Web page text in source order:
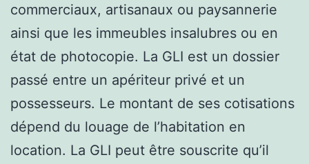
commerciaux, artisanaux ou paysannerie
ainsi que les immeubles insalubres ou en
état de photocopie. La GLI est un dossier
passé entre un apériteur privé et un
possesseurs. Le montant de ses cotisations
dépend du louage de l’habitation en
location. La GLI peut être souscrite qu’il